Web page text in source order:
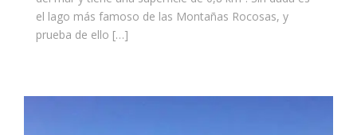
el lago más famoso de las Montañas Rocosas, y
prueba de ello […]